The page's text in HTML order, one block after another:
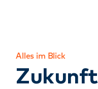
Alles im Blick